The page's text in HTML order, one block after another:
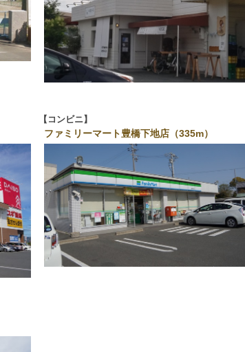
コンビニ
ファミリーマート豊橋下地店（335m）